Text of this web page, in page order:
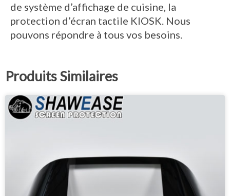
de système d’affichage de cuisine, la
protection d’écran tactile KIOSK. Nous
pouvons répondre à tous vos besoins.
Produits Similaires